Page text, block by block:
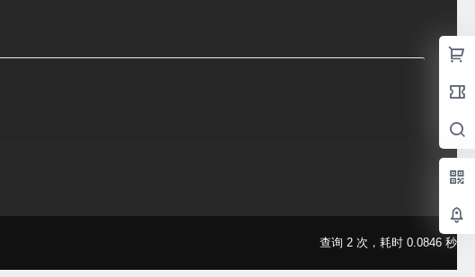
查询 2 次，耗时 0.0846 秒